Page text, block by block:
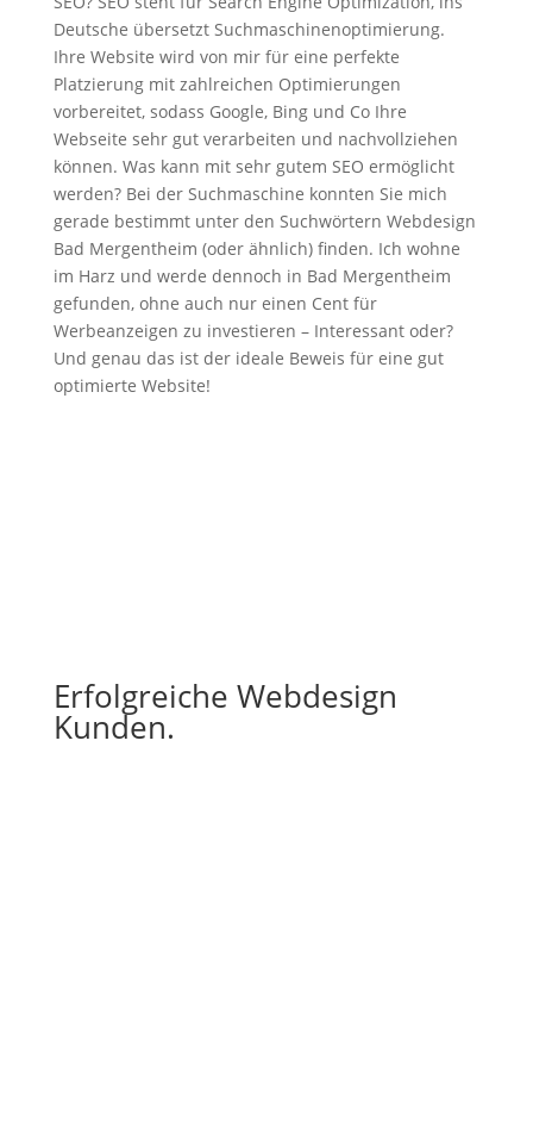
Deutsche übersetzt Suchmaschinenoptimierung.
Ihre Website wird von mir für eine perfekte
Platzierung mit zahlreichen Optimierungen
vorbereitet, sodass Google, Bing und Co Ihre
Webseite sehr gut verarbeiten und nachvollziehen
können. Was kann mit sehr gutem SEO ermöglicht
werden? Bei der Suchmaschine konnten Sie mich
gerade bestimmt unter den Suchwörtern Webdesign
Bad Mergentheim (oder ähnlich) finden. Ich wohne
im Harz und werde dennoch in Bad Mergentheim
gefunden, ohne auch nur einen Cent für
Werbeanzeigen zu investieren – Interessant oder?
Und genau das ist der ideale Beweis für eine gut
optimierte Website!
Erfolgreiche Webdesign
Kunden.